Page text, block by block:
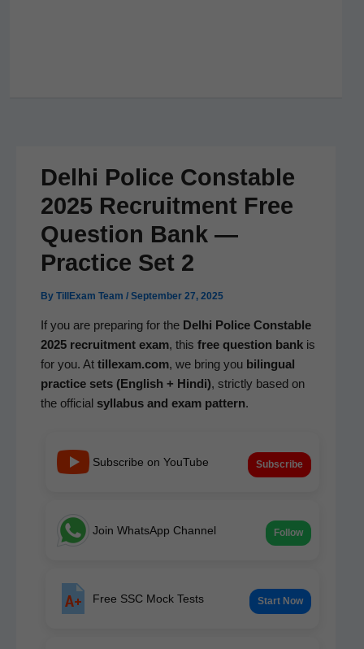
Delhi Police Constable
2025 Recruitment Free
Question Bank —
Practice Set 2
By TillExam Team / September 27, 2025
If you are prepar­ing for the Del­hi Police Con­sta­ble
2025 recruit­ment exam, this free ques­tion bankis
for you. At tillexam.com, we bring you bilin­gual
prac­tice sets (Eng­lish + Hin­di), strict­ly based on
the offi­cial syl­labus and exam pat­tern.
Subscribe on YouTube Subscribe
Join WhatsApp Channel Follow
Free SSC Mock Tests Start Now